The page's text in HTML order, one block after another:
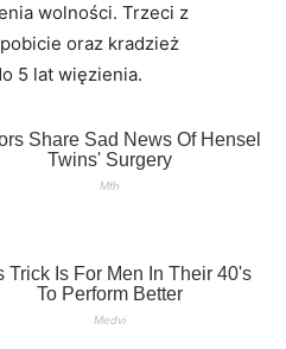
wolności. Trzeci z
oraz kradzież
5 lat więzienia.